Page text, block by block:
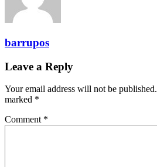
barrupos
Leave a Reply
Your email address will not be published.
marked *
Comment *